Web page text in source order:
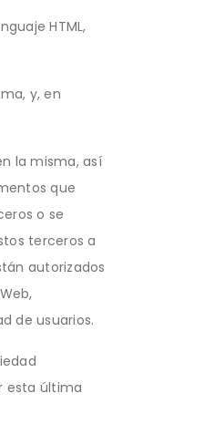
HTML,
y, en
la misma, así
que
o se
terceros a
autorizados
de usuarios.
esta última